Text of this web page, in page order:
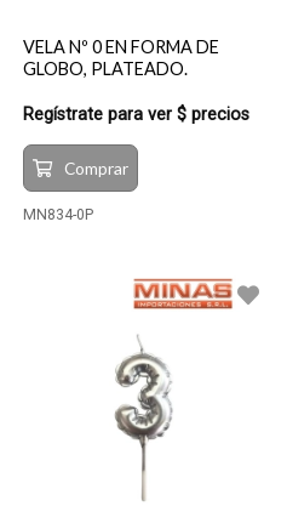
VELA Nº 0 EN FORMA DE
GLOBO, PLATEADO.
Regístrate para ver $ precios
Comprar
MN834-0P